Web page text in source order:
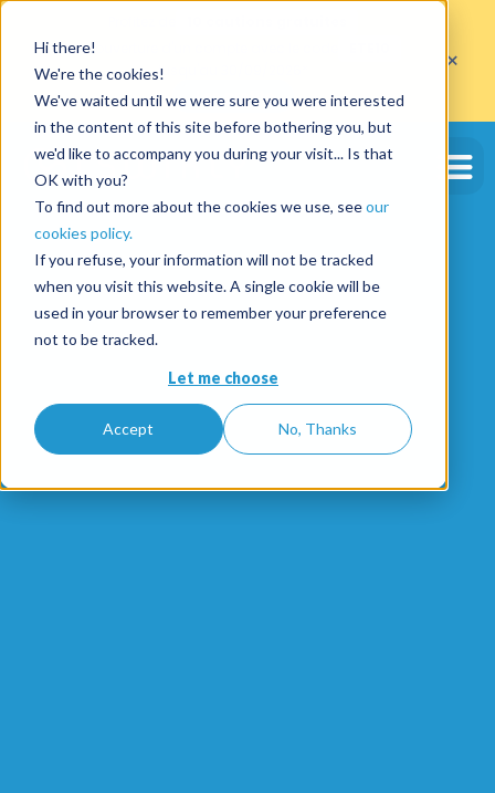
Hi there!
We're the cookies!
We've waited until we were sure you were interested
in the content of this site before bothering you, but
we'd like to accompany you during your visit... Is that
OK with you?
To find out more about the cookies we use, seeour
cookies policy.
If you refuse, your information will not be tracked
when you visit this website. A single cookie will be
used in your browser to remember your preference
not to be tracked.
Let me choose
Accept No, Thanks
sur l'ouverture d'un compte avec le code
jusqu'au 30/09/2026*
J'en profite
×